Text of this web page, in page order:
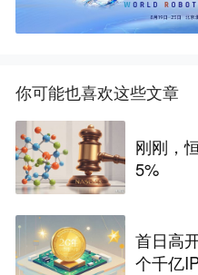
你可能也喜欢这些文章
刚刚，
5%
首日高
个千亿